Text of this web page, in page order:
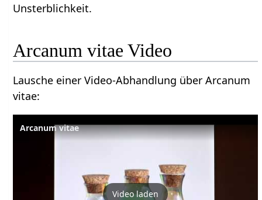
Unsterblichkeit.
Arcanum vitae Video
Lausche einer Video-Abhandlung über Arcanum
vitae:
Arcanum vitae
Video laden